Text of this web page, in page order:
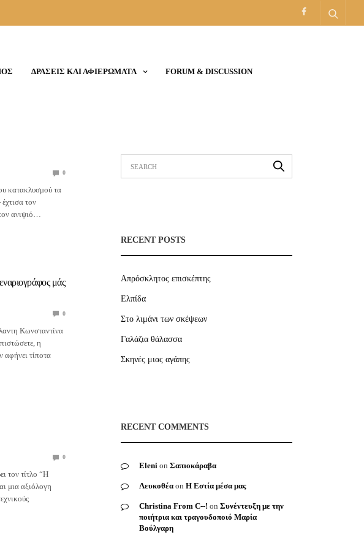
ΔΡΑΣΕΙΣ ΚΑΙ ΑΦΙΕΡΩΜΑΤΑ FORUM & DISCUSSION
0
κατακλυσμού τα
τον
ανιψιό…
μάς
0
Κωνσταντίνα
η
αφήνει τίποτα
0
τον τίτλο “Η
μια αξιόλογη
RECENT POSTS
Απρόσκλητος επισκέπτης
Ελπίδα
Στο λιμάνι των σκέψεων
Γαλάζια θάλασσα
Σκηνές μιας αγάπης
RECENT COMMENTS
Eleni on Σαπιοκάραβα
Λευκοθέα on Η Εστία μέσα μας
Christina From C--! on Συνέντευξη με την
ποιήτρια και τραγουδοποιό Μαρία
Βούλγαρη